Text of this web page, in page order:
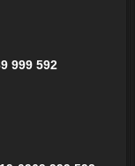
999 592